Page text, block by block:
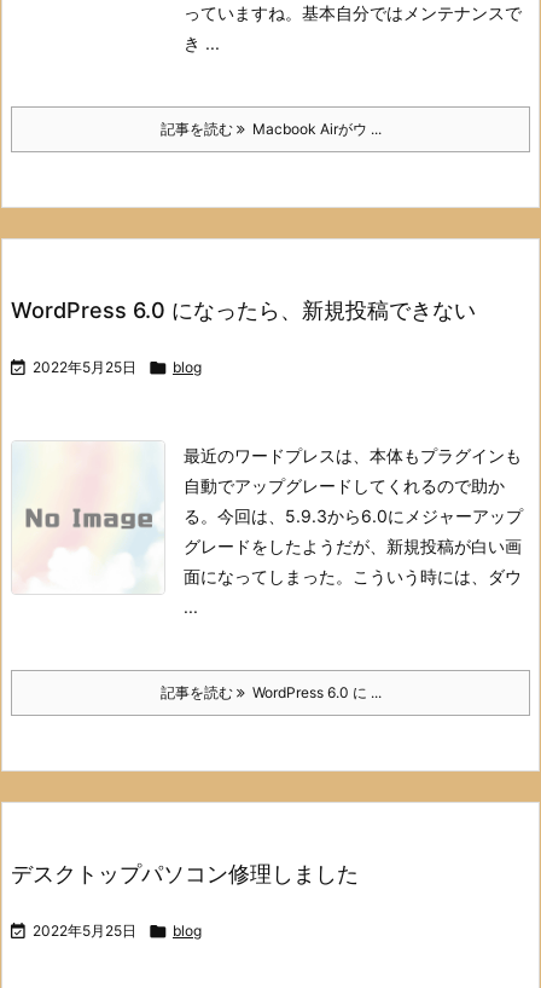
っていますね。 基本自分ではメンテナンスで
き ...
記事を読む Macbook Airがウ ...
WordPress 6.0 になったら、新規投稿できない
 2022年5月25日  blog
最近のワードプレスは、本体もプラグインも
自動でアップグレードしてくれるので助か
る。 今回は、5.9.3から6.0にメジャーアップ
グレードをしたようだが、新規投稿が白い画
面になってしまった。
こういう時には、ダウ
...
記事を読む WordPress 6.0 に ...
デスクトップパソコン修理しました
 2022年5月25日  blog